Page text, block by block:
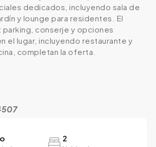
dedicados, incluyendo sala de
y lounge para residentes. El
conserje y opciones
el lugar, incluyendo restaurante y
completan la oferta.
2